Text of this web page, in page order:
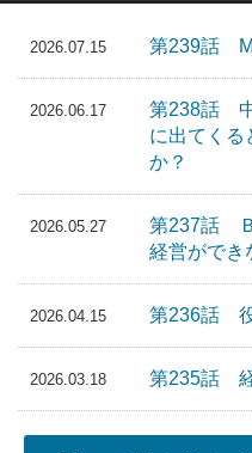
2026.07.15 第239話
2026.06.17
第238話
に出てくる
か？
2026.05.27
第237話
経営ができ
2026.04.15 第236話
2026.03.18 第235話